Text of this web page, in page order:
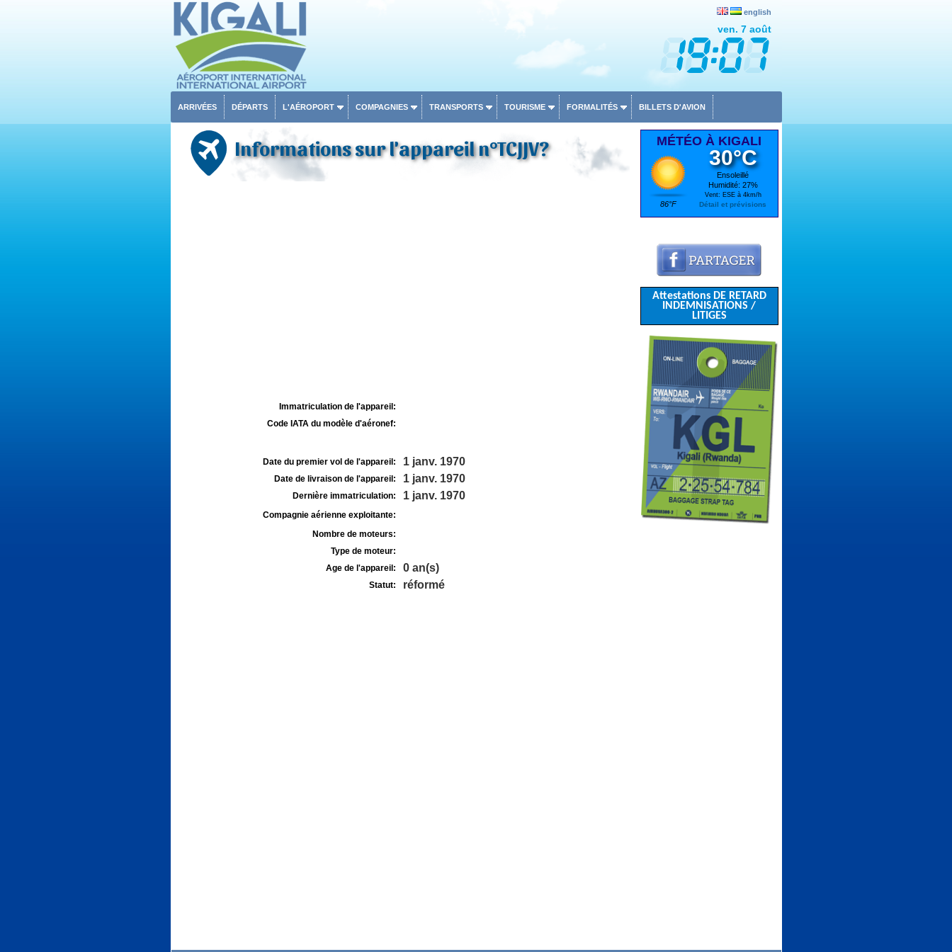
english
ven. 7 août
ARRIVÉES DÉPARTS L'AÉROPORT COMPAGNIES TRANSPORTS TOURISME FORMALITÉS BILLETS D'AVION
Informations sur l'appareil n°TCJJV?
Immatriculation de l'appareil:
Code IATA du modèle d'aéronef:
Date du premier vol de l'appareil: 1 janv. 1970
Date de livraison de l'appareil: 1 janv. 1970
Dernière immatriculation: 1 janv. 1970
Compagnie aérienne exploitante:
Nombre de moteurs:
Type de moteur:
Age de l'appareil:
0 an(s)
Statut: réformé
MÉTÉO À KIGALI
86°F
30°C
Ensoleillé
Humidité: 27%
Vent: ESE à 4km/h
Détail et prévisions
Attestations DE RETARD
INDEMNISATIONS /
LITIGES